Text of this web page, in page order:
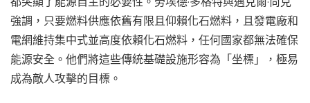
強調，只要燃料供應依舊有限且仰賴化石燃料，且發電廠和
電網維持集中式並高度依賴化石燃料，任何國家都無法確保
能源安全。他們將這些傳統基礎設施形容為「坐標」，極易
成為敵人攻擊的目標。